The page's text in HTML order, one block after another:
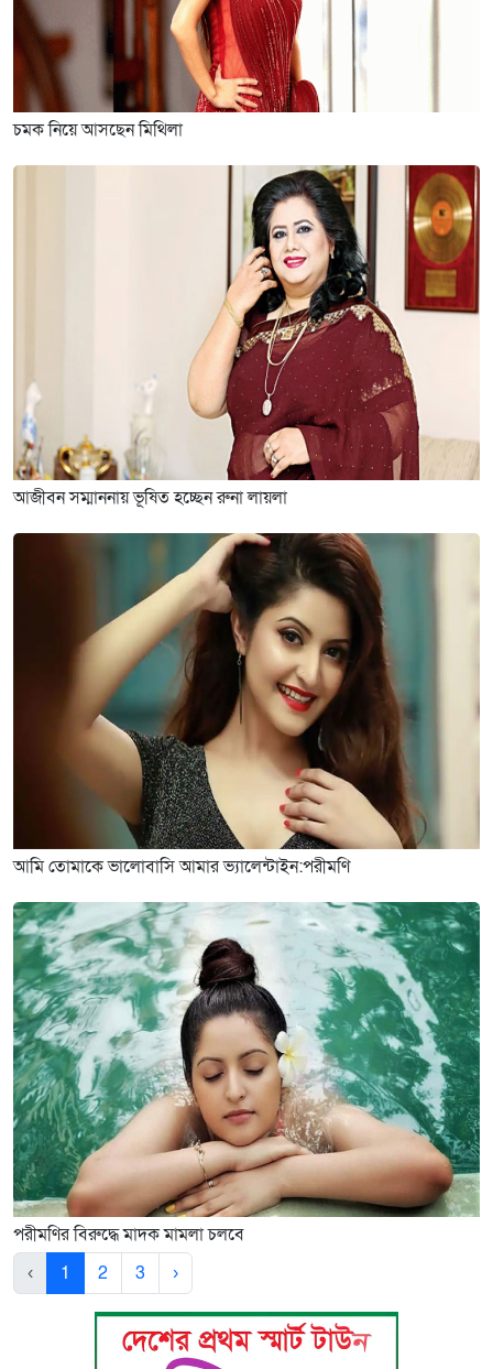
চমক নিয়ে আসছেন মিথিলা
আজীবন সম্মাননায় ভূষিত হচ্ছেন রুনা লায়লা
আমি তোমাকে ভালোবাসি আমার ভ্যালেন্টাইন:পরীমণি
পরীমণির বিরুদ্ধে মাদক মামলা চলবে
‹
1 2 3 ›